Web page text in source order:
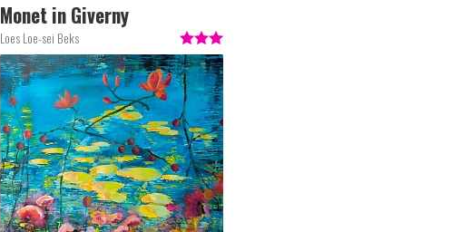
Loes Loe-sei Beks
Monet in Giverny